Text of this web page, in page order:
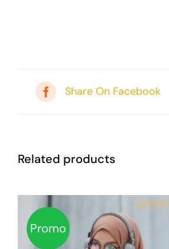
Share On Facebook
Related products
Promo